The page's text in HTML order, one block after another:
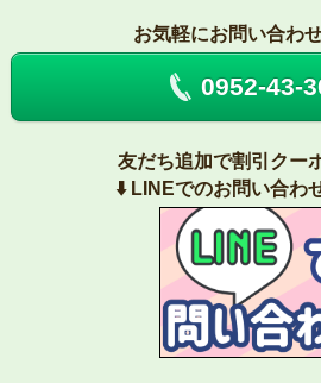
お気軽にお問い合わ
0952-43-
友だち追加で割引クー
⬇️ LINEでのお問い合わ